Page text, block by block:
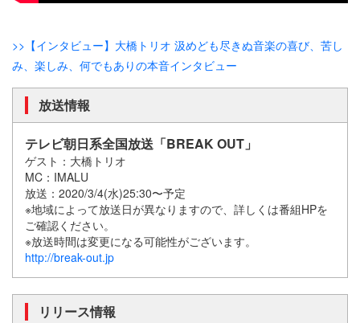
>>【インタビュー】大橋トリオ 汲めども尽きぬ音楽の喜び、苦し
み、楽しみ、何でもありの本音インタビュー
放送情報
テレビ朝日系全国放送「BREAK OUT」
ゲスト：大橋トリオ
MC：IMALU
放送：2020/3/4(水)25:30〜予定
※地域によって放送日が異なりますので、詳しくは番組HPを
ご確認ください。
※放送時間は変更になる可能性がございます。
http://break-out.jp
リリース情報